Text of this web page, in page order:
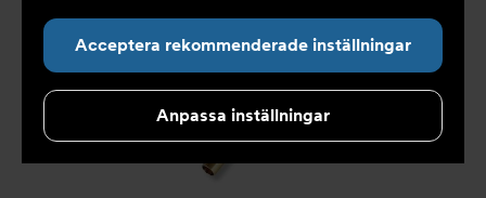
Acceptera rekommenderade inställningar
Anpassa inställningar